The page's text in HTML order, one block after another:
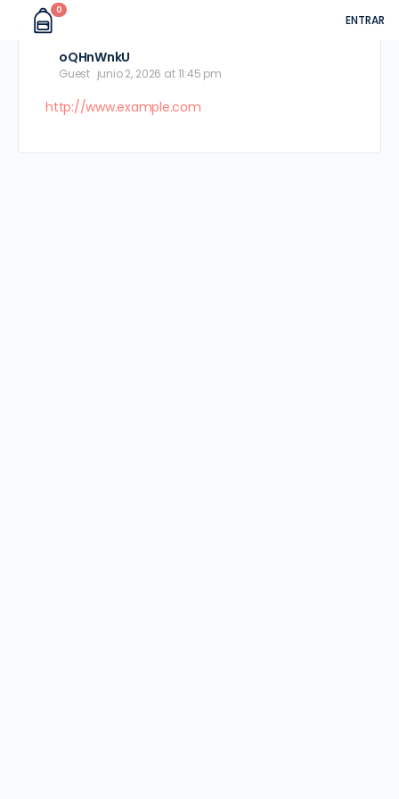
0
ENTRAR
oQHnWnkU
Guest junio 2, 2026 at 11:45 pm
http://www.example.com